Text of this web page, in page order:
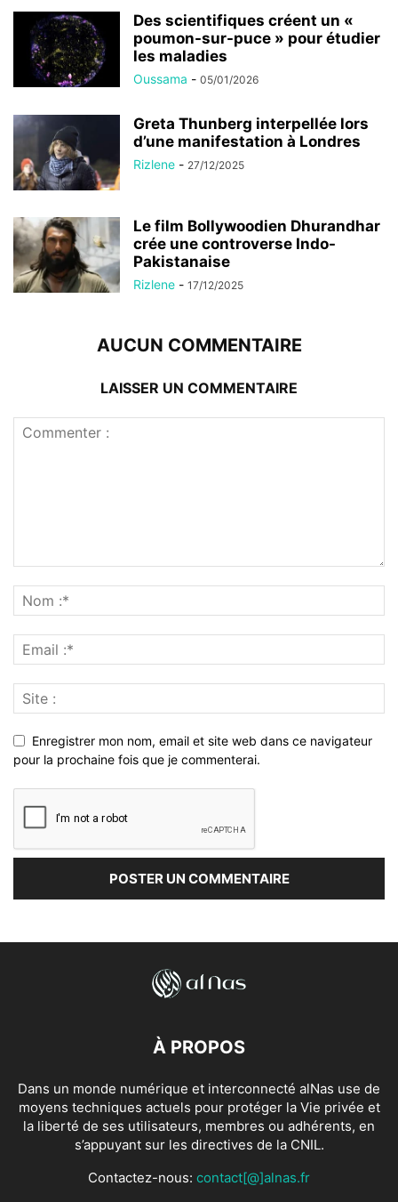
Des scientifiques créent un «
poumon-sur-puce » pour étudier
les maladies
Oussama - 05/01/2026
Greta Thunberg interpellée lors
d’une manifestation à Londres
Rizlene - 27/12/2025
Le film Bollywoodien Dhurandhar
crée une controverse Indo-
Pakistanaise
Rizlene - 17/12/2025
AUCUN COMMENTAIRE
LAISSER UN COMMENTAIRE
Enregistrer mon nom, email et site web dans ce navigateur
pour la prochaine fois que je commenterai.
À PROPOS
Dans un monde numérique et interconnecté alNas use de
moyens techniques actuels pour protéger la Vie privée et
la liberté de ses utilisateurs, membres ou adhérents, en
s’appuyant sur les directives de la CNIL.
Contactez-nous: contact[@]alnas.fr